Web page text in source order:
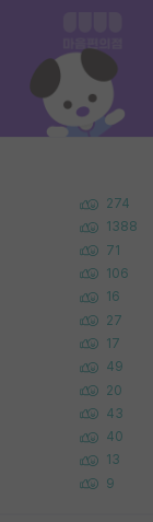
274
1388
71
106
16
27
17
49
20
43
40
13
9